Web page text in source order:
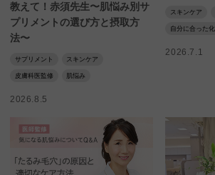
教えて！赤須先生〜肌悩み別サ
プリメントの選び方と摂取方
法〜
サプリメント スキンケア
皮膚科医監修 肌悩み
2026.8.5
スキンケア
自分に合った
2026.7.1